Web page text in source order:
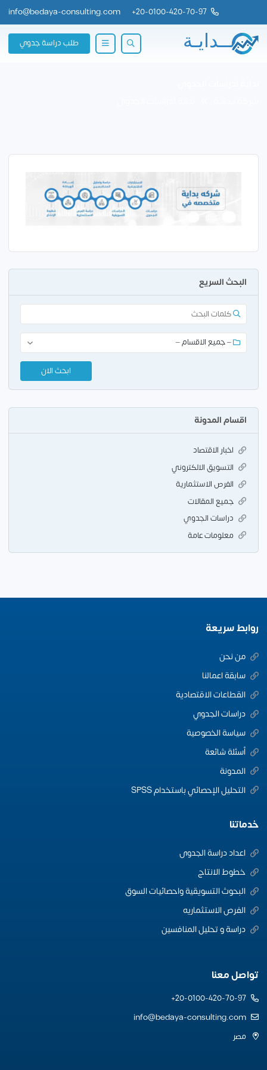
20-0100-420-70-97
+
info@bedaya-consulting.com
طلب دراسة جدوي
البحث السريع
اقسام المدونة
اخبار الاقتصاد
التسويق الالكتروني
الفرص الاستثمارية
جميع المقالات
دراسات الجدوي
معلومات عامة
روابط سريعة
من نحن
سابقة اعمالنا
القطاعات الاقتصادية
دراسات الجدوي
سياسة الخصوصية
أسئلة شائعة
المدونة
التحليل الإحصائي باستخدام SPSS
خدماتنا
اعداد دراسة الجدوى
خطوط الانتاج
البحوث التسويقية واحصائيات السوق
الفرص الاستثماريه
دراسة و تحليل المنافسين
تواصل معنا
20-0100-420-70-97+
info@bedaya-consulting.com
مصر